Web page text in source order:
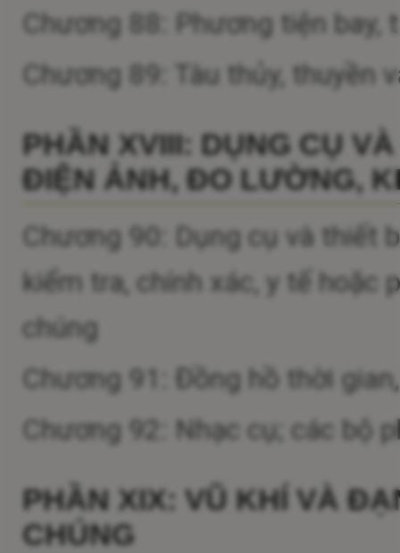
Chương 88: Phương tiện
Chương 89: Tàu thủy, thuyền
PHẦN XVIII: DỤNG CỤ
ĐIỆN ẢNH, ĐO LƯỜNG,
Chương 90: Dụng cụ và thiết
kiểm tra, chính xác, y tế hoặc
chúng
Chương 91: Đồng hồ thời
Chương 92: Nhạc cụ; các bộ
PHẦN XIX: VŨ KHÍ VÀ
CHÚNG